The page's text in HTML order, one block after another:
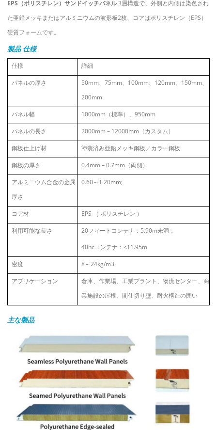
EPS（ポリスチレン）サンドイッチパネル3層構造で、外側と内側は染色され
た亜鉛メッキまたはアルミニウムの波形板2枚、コアはポリスチレン（EPS）
硬質フォームです。
製品 仕様
仕様 詳細
パネルの厚さ
50mm、75mm、100mm、120mm、150mm、
200mm
パネル幅 1000mm（標準）、950mm
パネルの長さ 2000mm– 12000mm（カスタム）
鋼板仕上げ材 塗装済み亜鉛メッキ鋼板／カラー鋼板
鋼板の厚さ 0.4mm–0.7mm（両側）
アルミニウム合金の金属
厚さ
0.60～1.20mm;
コア材 EPS （ ポリスチレン ）
利用可能な長さ
20フィートコンテナ：5.90m未満；
40hcコンテナ：<11.95m
密度 8～24kg/m3
アプリケーション
倉庫、作業場、工業プラント、物流センター、商
業施設の屋根、間仕切り壁、耐火構造の囲い
主な製品